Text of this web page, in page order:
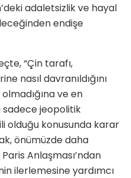
adaletsizlik ve hayal
endişe
“Çin tarafı,
nasıl davranıldığını
ve en
sadece jeopolitik
olduğu konusunda karar
önümüzde daha
Anlaşması’ndan
ilerlemesine yardımcı